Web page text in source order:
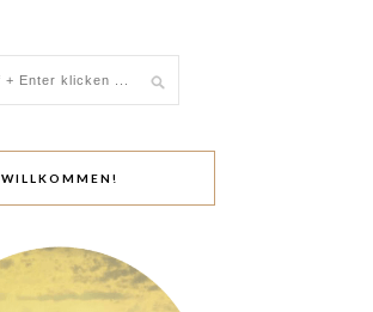
WILLKOMMEN!